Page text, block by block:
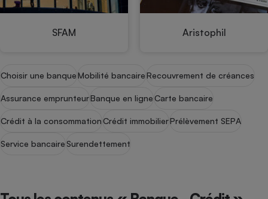
SFAM Aristophil
Choisir une banque Mobilité bancaire Recouvrement de créances
Assurance emprunteurBanque en ligne Carte bancaire
Crédit à la consommation Crédit immobilierPrélèvement SEPA
Service bancaire Surendettement